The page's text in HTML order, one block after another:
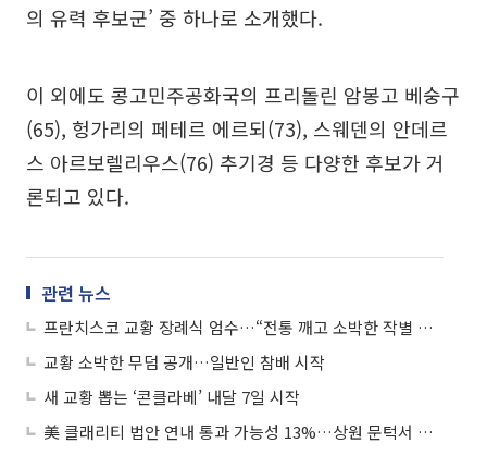
의 유력 후보군’ 중 하나로 소개했다.
이 외에도 콩고민주공화국의 프리돌린 암봉고 베숭구
(65), 헝가리의 페테르 에르되(73), 스웨덴의 안데르
스 아르보렐리우스(76) 추기경 등 다양한 후보가 거
론되고 있다.
관련 뉴스
프란치스코 교황 장례식 엄수…“전통 깨고 소박한 작별 인사”
교황 소박한 무덤 공개…일반인 참배 시작
새 교황 뽑는 ‘콘클라베’ 내달 7일 시작
美 클래리티 법안 연내 통과 가능성 13%…상원 문턱서 제동